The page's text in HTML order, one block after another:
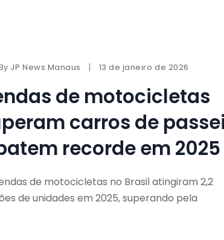
JP News Manaus 13 de janeiro de 2026
de motocicletas
carros de
recorde em 2025
de motocicletas no Brasil atingiram 2,2
de unidades em 2025, superando pela